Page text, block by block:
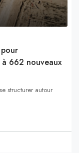
à 662 nouveaux
structurer autour